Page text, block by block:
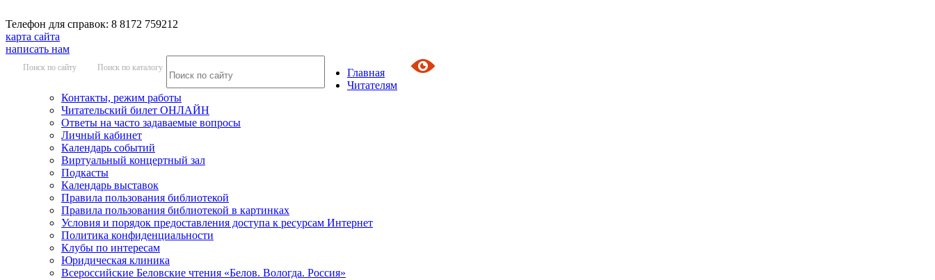
Телефон для справок: 8 8172 759212
карта сайта
написать нам
Поиск по сайту Поиск по каталогу
Главная
Читателям
Контакты, режим работы
Читательский билет ОНЛАЙН
Ответы на часто задаваемые вопросы
Личный кабинет
Календарь событий
Виртуальный концертный зал
Подкасты
Календарь выставок
Правила пользования библиотекой
Правила пользования библиотекой в картинках
Условия и порядок предоставления доступа к ресурсам Интернет
Политика конфиденциальности
Клубы по интересам
Юридическая клиника
Всероссийские Беловские чтения «Белов. Вологда. Россия»